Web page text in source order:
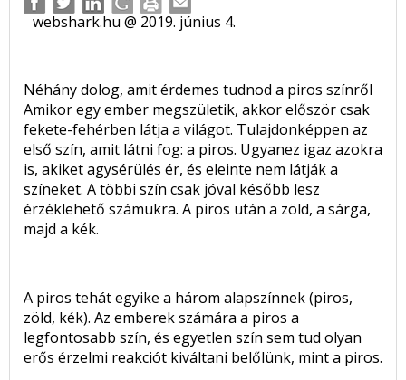
webshark.hu @ 2019. június 4.
Néhány dolog, amit érdemes tudnod a piros színről
Amikor egy ember megszületik, akkor először csak
fekete-fehérben látja a világot. Tulajdonképpen az
első szín, amit látni fog: a piros. Ugyanez igaz azokra
is, akiket agysérülés ér, és eleinte nem látják a
színeket. A többi szín csak jóval később lesz
érzéklehető számukra. A piros után a zöld, a sárga,
majd a kék.
A piros tehát egyike a három alapszínnek (piros,
zöld, kék). Az emberek számára a piros a
legfontosabb szín, és egyetlen szín sem tud olyan
erős érzelmi reakciót kiváltani belőlünk, mint a piros.